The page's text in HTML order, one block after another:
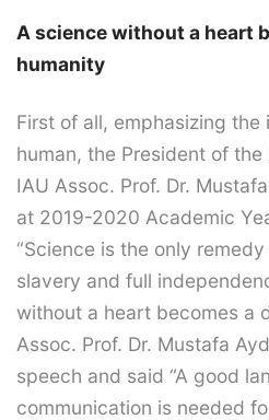
A science without a heart
humanity
First of all, emphasizing
human, the President of
IAU Assoc. Prof. Dr.
at 2019-2020 Academic
“Science is the only
slavery and full
without a heart becomes a
Assoc. Prof. Dr. Mustafa
speech and said “A good
communication is needed